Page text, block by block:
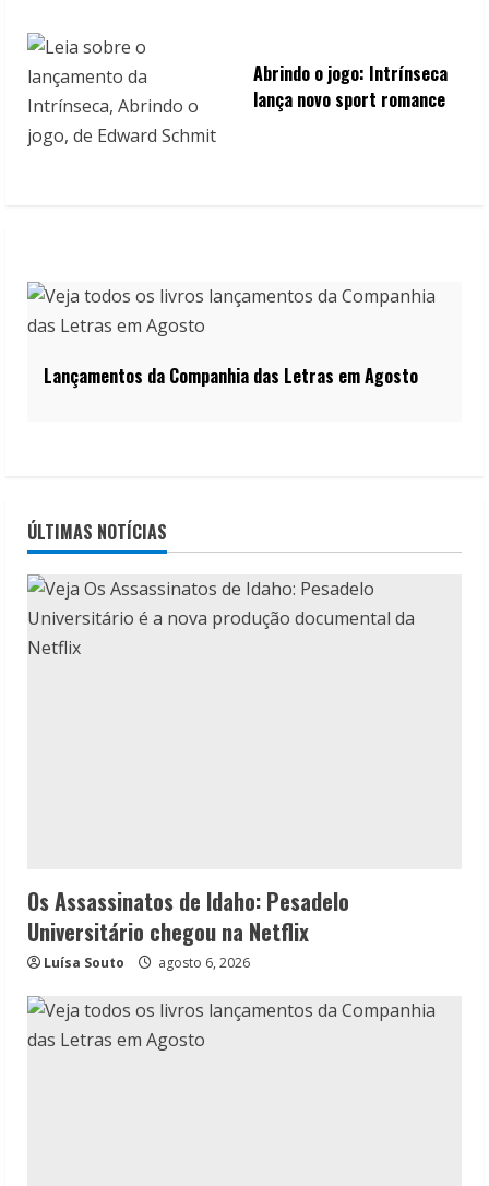
Abrindo o jogo: Intrínseca
lança novo sport romance
Lançamentos da Companhia das Letras em Agosto
ÚLTIMAS NOTÍCIAS
Os Assassinatos de Idaho: Pesadelo
Universitário chegou na Netflix
Luísa Souto agosto 6, 2026